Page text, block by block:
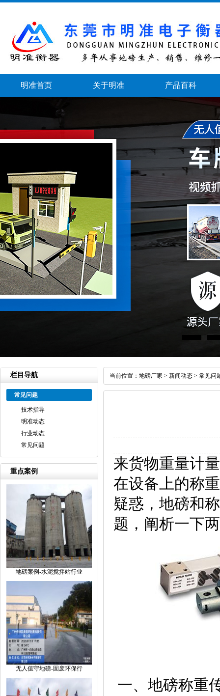
明准首页 关于明准 产品百科
栏目导航
常见问题
技术指导
明准动态
行业动态
常见问题
重点案例
地磅案例-水泥搅拌站行业
无人值守地磅-固废环保行
当前位置： 地磅厂家 > 新闻动态 > 常见问
来货物重量计
在设备上的称
疑惑，地磅和
题，阐析一下
一、地磅称重